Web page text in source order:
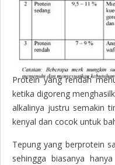
Protein yang rendah
ketika digoreng
alkalinya justru semakin
kenyal dan cocok untuk
Tepung yang berprotein
sehingga biasanya